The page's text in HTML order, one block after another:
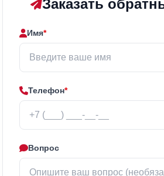
Заказать
Имя*
Телефон*
Вопрос